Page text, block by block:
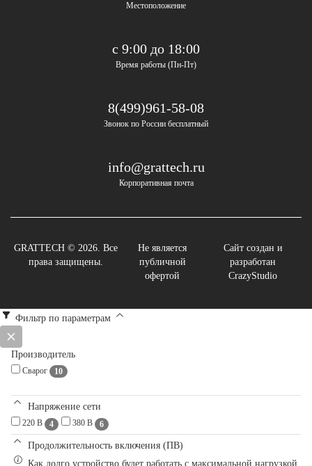
Местоположение
с 9:00 до 18:00
Время работы (Пн-Пт)
8(499)961-58-08
Звонок по России бесплатный
info@grattech.ru
Корпоративная почта
GRATTECH © 2026. Все
права защищены.
Не является
публичной
офертой
Сайт создан и
разработан
CrazyStudio
Фильтр по параметрам
Производитель
Сварог 10
Напряжение сети
220 В 4 380 В 6
Продолжительность включения (ПВ)
Как долго устройство будет работать с максимальной нагрузкой